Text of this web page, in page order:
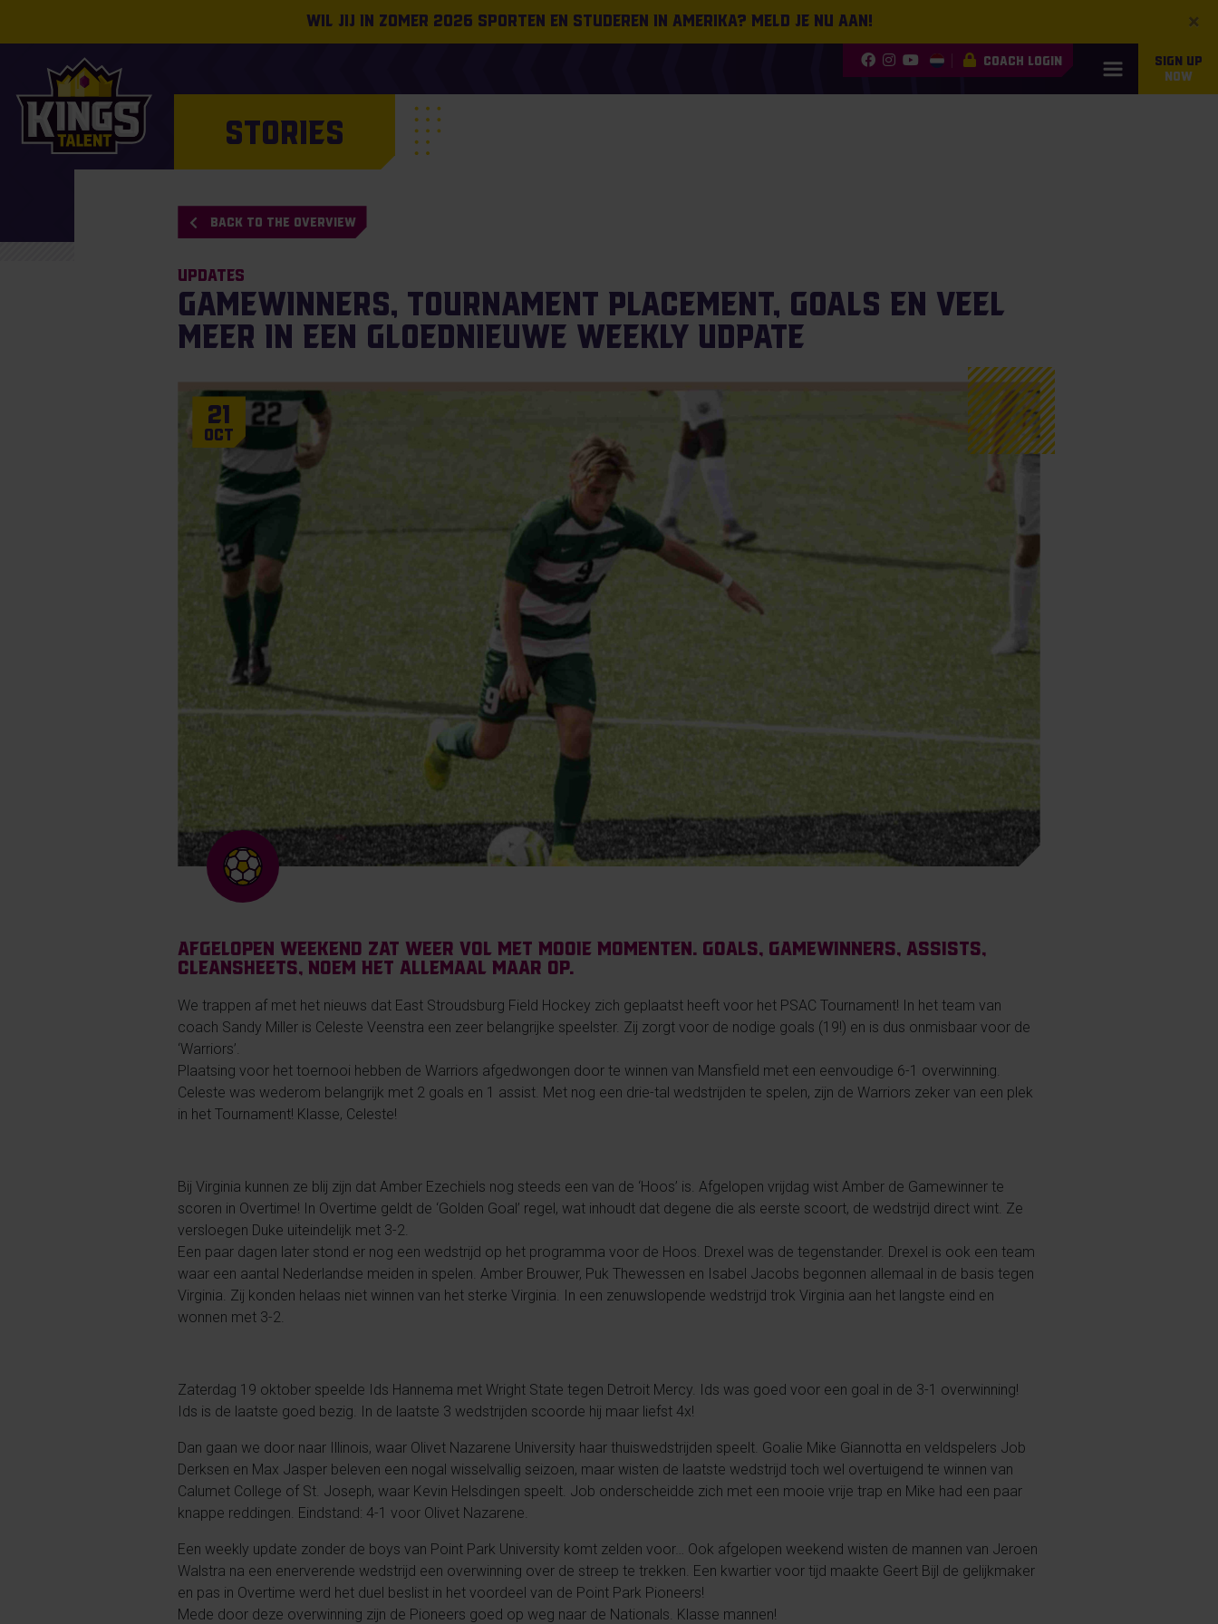
×
Wil jij in zomer 2026 sporten en studeren in Amerika? Meld je nu aan!
COACH LOGIN
SIGN UP
NOW
STORIES
BACK TO THE OVERVIEW
Updates
Gamewinners, tournament placement, goals en veel
meer in een gloednieuwe weekly udpate
21
Oct
Afgelopen weekend zat weer vol met mooie momenten. Goals, Gamewinners, assists,
cleansheets, noem het allemaal maar op.
We trappen af met het nieuws dat East Stroudsburg Field Hockey zich geplaatst heeft voor het PSAC Tournament! In het team van
coach Sandy Miller is Celeste Veenstra een zeer belangrijke speelster. Zij zorgt voor de nodige goals (19!) en is dus onmisbaar voor de
‘Warriors’.
Plaatsing voor het toernooi hebben de Warriors afgedwongen door te winnen van Mansfield met een eenvoudige 6-1 overwinning.
Celeste was wederom belangrijk met 2 goals en 1 assist. Met nog een drie-tal wedstrijden te spelen, zijn de Warriors zeker van een plek
in het Tournament! Klasse, Celeste!
Bij Virginia kunnen ze blij zijn dat Amber Ezechiels nog steeds een van de ‘Hoos’ is. Afgelopen vrijdag wist Amber de Gamewinner te
scoren in Overtime! In Overtime geldt de ‘Golden Goal’ regel, wat inhoudt dat degene die als eerste scoort, de wedstrijd direct wint. Ze
versloegen Duke uiteindelijk met 3-2.
Een paar dagen later stond er nog een wedstrijd op het programma voor de Hoos. Drexel was de tegenstander. Drexel is ook een team
waar een aantal Nederlandse meiden in spelen. Amber Brouwer, Puk Thewessen en Isabel Jacobs begonnen allemaal in de basis tegen
Virginia. Zij konden helaas niet winnen van het sterke Virginia. In een zenuwslopende wedstrijd trok Virginia aan het langste eind en
wonnen met 3-2.
Zaterdag 19 oktober speelde Ids Hannema met Wright State tegen Detroit Mercy. Ids was goed voor een goal in de 3-1 overwinning!
Ids is de laatste goed bezig. In de laatste 3 wedstrijden scoorde hij maar liefst 4x!
Dan gaan we door naar Illinois, waar Olivet Nazarene University haar thuiswedstrijden speelt. Goalie Mike Giannotta en veldspelers Job
Derksen en Max Jasper beleven een nogal wisselvallig seizoen, maar wisten de laatste wedstrijd toch wel overtuigend te winnen van
Calumet College of St. Joseph, waar Kevin Helsdingen speelt. Job onderscheidde zich met een mooie vrije trap en Mike had een paar
knappe reddingen. Eindstand: 4-1 voor Olivet Nazarene.
Een weekly update zonder de boys van Point Park University komt zelden voor… Ook afgelopen weekend wisten de mannen van Jeroen
Walstra na een enerverende wedstrijd een overwinning over de streep te trekken. Een kwartier voor tijd maakte Geert Bijl de gelijkmaker
en pas in Overtime werd het duel beslist in het voordeel van de Point Park Pioneers!
Mede door deze overwinning zijn de Pioneers goed op weg naar de Nationals. Klasse mannen!